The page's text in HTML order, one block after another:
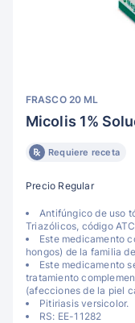
FRASCO 20 ML
Micolis 1%
Requiere receta
Precio Regular
Antifúngico de uso
Triazólicos, código
Este medicamento
hongos) de la familia
Este medicamento
tratamiento
(afecciones de la piel
Pitiriasis versicolor.
RS: EE-11282